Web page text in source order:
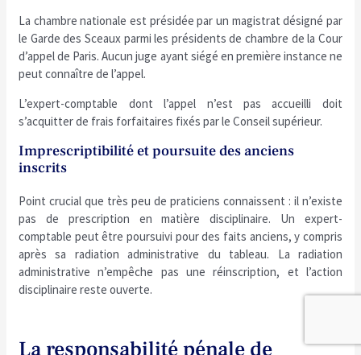
La chambre nationale est présidée par un magistrat désigné par
le Garde des Sceaux parmi les présidents de chambre de la Cour
d’appel de Paris. Aucun juge ayant siégé en première instance ne
peut connaître de l’appel.
L’expert-comptable dont l’appel n’est pas accueilli doit
s’acquitter de frais forfaitaires fixés par le Conseil supérieur.
Imprescriptibilité et poursuite des anciens
inscrits
Point crucial que très peu de praticiens connaissent : il n’existe
pas de prescription en matière disciplinaire. Un expert-
comptable peut être poursuivi pour des faits anciens, y compris
après sa radiation administrative du tableau. La radiation
administrative n’empêche pas une réinscription, et l’action
disciplinaire reste ouverte.
La responsabilité pénale de